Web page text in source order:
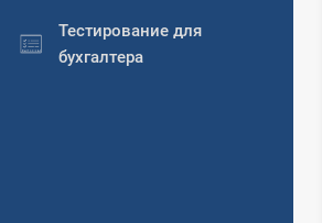
Тестирование для
бухгалтера